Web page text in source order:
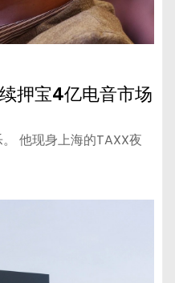
押宝4亿电音市场
他现身上海的TAXX夜